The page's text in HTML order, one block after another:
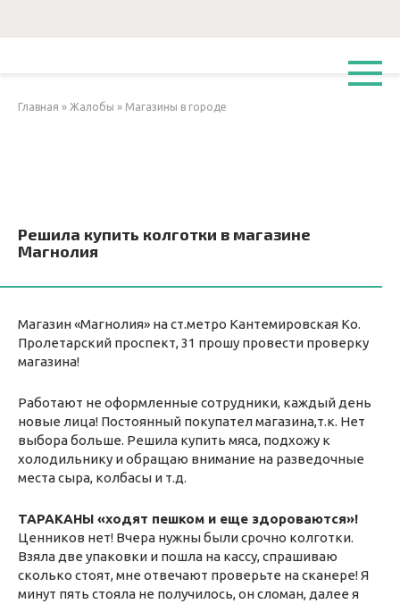
Главная » Жалобы » Магазины в городе
Решила купить колготки в магазине
Магнолия
Магазин «Магнолия» на ст.метро Кантемировская Ко.
Пролетарский проспект, 31 прошу провести проверку
магазина!
Работают не оформленные сотрудники, каждый день
новые лица! Постоянный покупател магазина,т.к. Нет
выбора больше. Решила купить мяса, подхожу к
холодильнику и обращаю внимание на разведочные
места сыра, колбасы и т.д.
ТАРАКАНЫ «ходят пешком и еще здороваются»!
Ценников нет! Вчера нужны были срочно колготки.
Взяла две упаковки и пошла на кассу, спрашиваю
сколько стоят, мне отвечают проверьте на сканере! Я
минут пять стояла не получилось, он сломан, далее я